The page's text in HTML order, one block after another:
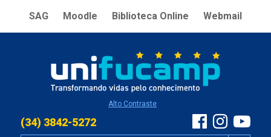
SAG Moodle Biblioteca Online Webmail
Alto Contraste
(34) 3842-5272